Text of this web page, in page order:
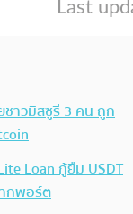
ชาวมิสซูรี 3 คน ถูก
Loan กู้ยืม USDT
กพอร์ต